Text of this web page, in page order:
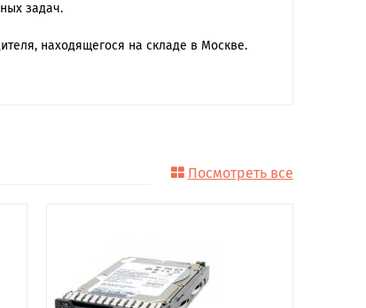
задач.
находящегося на складе в Москве.
Посмотреть все